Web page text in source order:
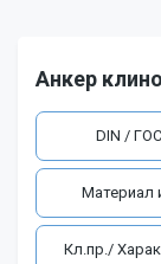
Анкер
DIN /
Материал
Кл.пр./